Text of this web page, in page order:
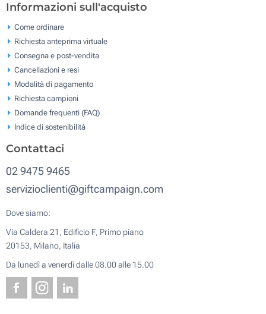
Informazioni sull'acquisto
Come ordinare
Richiesta anteprima virtuale
Consegna e post-vendita
Cancellazioni e resi
Modalità di pagamento
Richiesta campioni
Domande frequenti (FAQ)
Indice di sostenibilità
Contattaci
02 9475 9465
servizioclienti@giftcampaign.com
Dove siamo:
Via Caldera 21, Edificio F, Primo piano
20153, Milano, Italia
Da lunedì a venerdì dalle 08.00 alle 15.00